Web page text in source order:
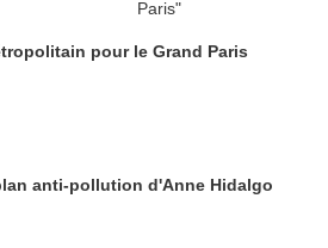
pour le Grand Paris
anti-pollution d'Anne Hidalgo